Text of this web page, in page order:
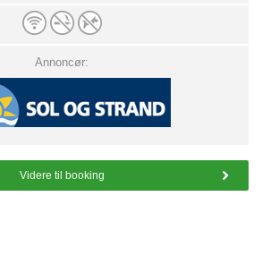
Annoncør:
Videre til booking